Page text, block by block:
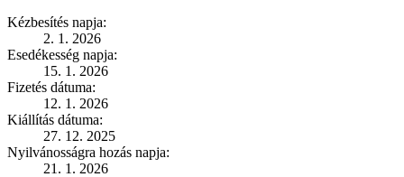
Kézbesítés napja:
2. 1. 2026
Esedékesség napja:
15. 1. 2026
Fizetés dátuma:
12. 1. 2026
Kiállítás dátuma:
27. 12. 2025
Nyilvánosságra hozás napja:
21. 1. 2026